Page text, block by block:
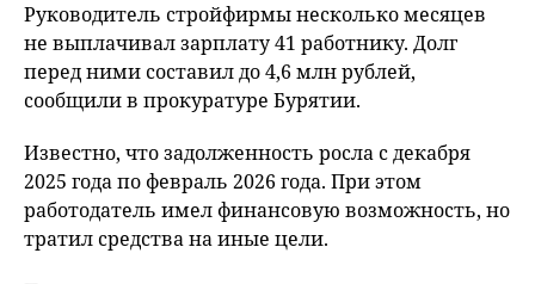
Руководитель стройфирмы несколько месяцев
не выплачивал зарплату 41 работнику. Долг
перед ними составил до 4,6 млн рублей,
сообщили в прокуратуре Бурятии.
Известно, что задолженность росла с декабря
2025 года по февраль 2026 года. При этом
работодатель имел финансовую возможность, но
тратил средства на иные цели.